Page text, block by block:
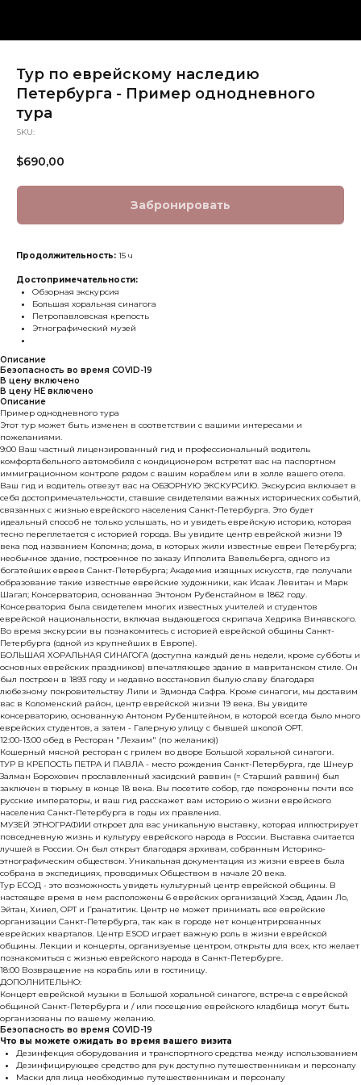
Тур по еврейскому наследию
Петербурга - Пример однодневного
тура
SKU:
$690,00
Забронировать
Продолжительность: 15 ч
Достопримечательности:
Обзорная экскурсия
Большая хоральная синагога
Петропавловская крепость
Этнографический музей
Описание
Безопасность во время COVID-19
В цену включено
В цену НЕ включено
Описание
Пример однодневного тура
Этот тур может быть изменен в соответствии с вашими интересами и
пожеланиями.
9:00 Ваш частный лицензированный гид и профессиональный водитель
комфортабельного автомобиля с кондиционером встретят вас на паспортном
иммиграционном контроле рядом с вашим кораблем или в холле вашего отеля.
Ваш гид и водитель отвезут вас на ОБЗОРНУЮ ЭКСКУРСИЮ. Экскурсия включает в
себя достопримечательности, ставшие свидетелями важных исторических событий,
связанных с жизнью еврейского населения Санкт-Петербурга. Это будет
идеальный способ не только услышать, но и увидеть еврейскую историю, которая
тесно переплетается с историей города. Вы увидите центр еврейской жизни 19
века под названием Коломна; дома, в которых жили известные евреи Петербурга;
необычное здание, построенное по заказу Ипполита Вавельберга, одного из
богатейших евреев Санкт-Петербурга; Академия изящных искусств, где получали
образование такие известные еврейские художники, как Исаак Левитан и Марк
Шагал; Консерватория, основанная Энтоном Рубенстайном в 1862 году.
Консерватория была свидетелем многих известных учителей и студентов
еврейской национальности, включая выдающегося скрипача Хедрика Винявского.
Во время экскурсии вы познакомитесь с историей еврейской общины Санкт-
Петербурга (одной из крупнейших в Европе).
БОЛЬШАЯ ХОРАЛЬНАЯ СИНАГОГА (доступна каждый день недели, кроме субботы и
основных еврейских праздников) впечатляющее здание в мавританском стиле. Он
был построен в 1893 году и недавно восстановил былую славу благодаря
любезному покровительству Лили и Эдмонда Сафра. Кроме синагоги, мы доставим
вас в Коломенский район, центр еврейской жизни 19 века. Вы увидите
консерваторию, основанную Антоном Рубенштейном, в которой всегда было много
еврейских студентов, а затем - Галерную улицу с бывшей школой ОРТ.
12:00-13:00 обед в Ресторан "Лехаим" (по желанию))
Кошерный мясной ресторан с грилем во дворе Большой хоральной синагоги.
ТУР В КРЕПОСТЬ ПЕТРА И ПАВЛА - место рождения Санкт-Петербурга, где Шнеур
Залман Борохович прославленный хасидский раввин (= Старший раввин) был
заключен в тюрьму в конце 18 века. Вы посетите собор, где похоронены почти все
русские императоры, и ваш гид расскажет вам историю о жизни еврейского
населения Санкт-Петербурга в годы их правления.
МУЗЕЙ ЭТНОГРАФИИ откроет для вас уникальную выставку, которая иллюстрирует
повседневную жизнь и культуру еврейского народа в России. Выставка считается
лучшей в России. Он был открыт благодаря архивам, собранным Историко-
этнографическим обществом. Уникальная документация из жизни евреев была
собрана в экспедициях, проводимых Обществом в начале 20 века.
Тур ЕСОД - это возможность увидеть культурный центр еврейской общины. В
настоящее время в нем расположены 6 еврейских организаций Хэсэд, Адаин Ло,
Эйтан, Хииел, ОРТ и Гранатитик. Центр не может принимать все еврейские
организации Санкт-Петербурга, так как в городе нет концентрированных
еврейских кварталов. Центр ESOD играет важную роль в жизни еврейской
общины. Лекции и концерты, организуемые центром, открыты для всех, кто желает
познакомиться с жизнью еврейского народа в Санкт-Петербурге.
18:00 Возвращение на корабль или в гостиницу.
ДОПОЛНИТЕЛЬНО:
Концерт еврейской музыки в Большой хоральной синагоге, встреча с еврейской
общиной Санкт-Петербурга и / или посещение еврейского кладбища могут быть
организованы по вашему желанию.
Безопасность во время COVID-19
Что вы можете ожидать во время вашего визита
Дезинфекция оборудования и транспортного средства между использованием
Дезинфицирующее средство для рук доступно путешественникам и персоналу
Маски для лица необходимые путешественникам и персоналу